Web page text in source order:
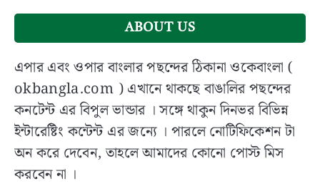
|
Bengal
Board
of
Secondary
Education
(WBBSE):
History,
Role
and
ABOUT US
এপার এবং ওপার বাংলার পছন্দের ঠিকানা ওকেবাংলা (
okbangla.com ) এখানে থাকছে বাঙালির পছন্দের
কনটেন্ট এর বিপুল ভান্ডার । সঙ্গে থাকুন দিনভর বিভিন্ন
ইন্টারেষ্টিং কন্টেন্ট এর জন্যে । পারলে নোটিফিকেশন টা
অন করে দেবেন, তাহলে আমাদের কোনো পোস্ট মিস
করবেন না ।